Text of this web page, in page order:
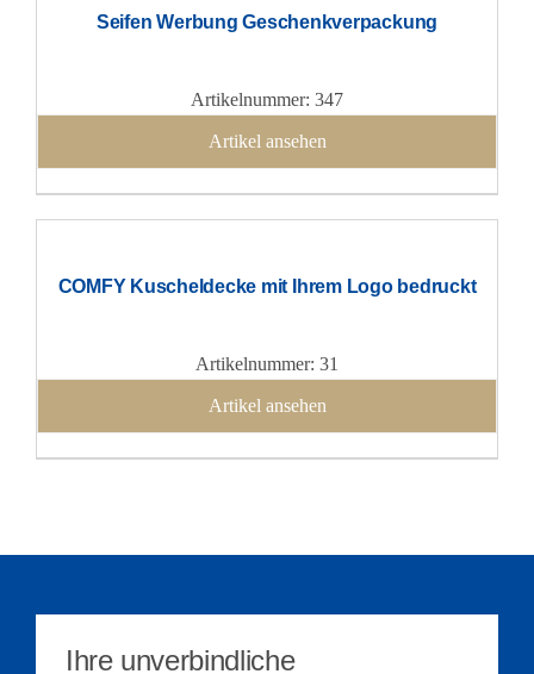
Seifen Werbung Geschenkverpackung
Artikelnummer: 347
Artikel ansehen
COMFY Kuscheldecke mit Ihrem Logo bedruckt
Artikelnummer: 31
Artikel ansehen
Ihre unverbindliche